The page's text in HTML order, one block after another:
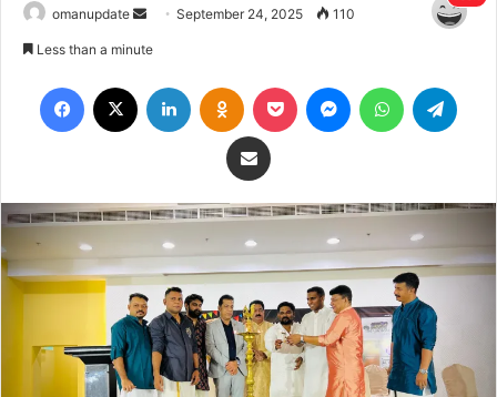
omanupdate
Send September 24, 2025 110
Less than a minute
Facebook LinkedIn Odnoklassniki
Pocket MessengerWhatsApp
Share via Email